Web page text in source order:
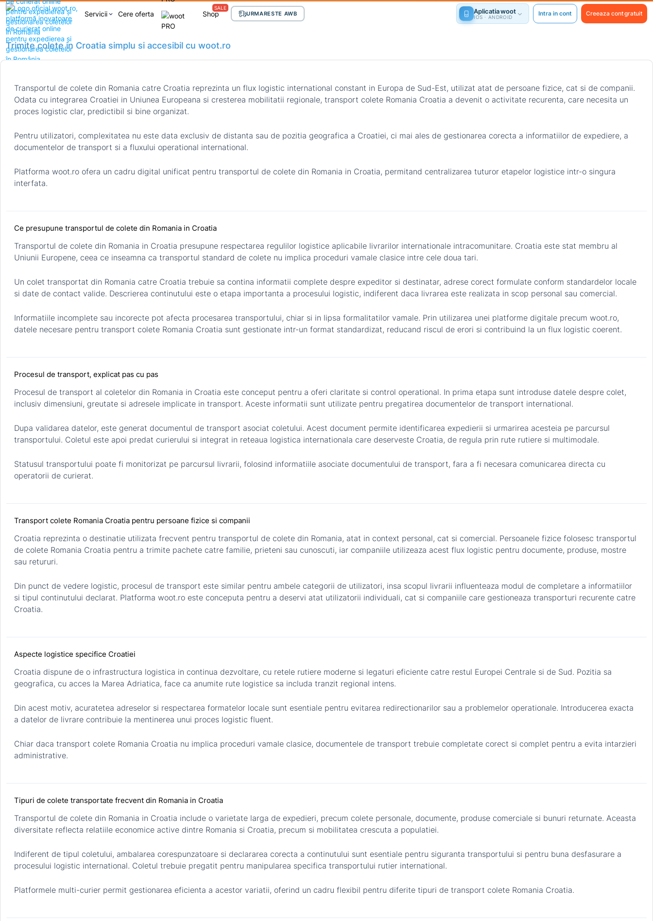
Servicii keyboard_arrow_down Cere oferta Shop
SALE
URMARESTE AWB Aplicatia woot
IOS · ANDROID Intra in cont Creeaza cont gratuit
Trimite colete in Croatia simplu si accesibil cu woot.ro
Transportul de colete din Romania catre Croatia reprezinta un flux logistic international constant in Europa de Sud-Est, utilizat atat de persoane fizice, cat si de companii.
Odata cu integrarea Croatiei in Uniunea Europeana si cresterea mobilitatii regionale, transport colete Romania Croatia a devenit o activitate recurenta, care necesita un
proces logistic clar, predictibil si bine organizat.
Pentru utilizatori, complexitatea nu este data exclusiv de distanta sau de pozitia geografica a Croatiei, ci mai ales de gestionarea corecta a informatiilor de expediere, a
documentelor de transport si a fluxului operational international.
Platforma woot.ro ofera un cadru digital unificat pentru transportul de colete din Romania in Croatia, permitand centralizarea tuturor etapelor logistice intr-o singura
interfata.
Ce presupune transportul de colete din Romania in Croatia
Transportul de colete din Romania in Croatia presupune respectarea regulilor logistice aplicabile livrarilor internationale intracomunitare. Croatia este stat membru al
Uniunii Europene, ceea ce inseamna ca transportul standard de colete nu implica proceduri vamale clasice intre cele doua tari.
Un colet transportat din Romania catre Croatia trebuie sa contina informatii complete despre expeditor si destinatar, adrese corect formulate conform standardelor locale
si date de contact valide. Descrierea continutului este o etapa importanta a procesului logistic, indiferent daca livrarea este realizata in scop personal sau comercial.
Informatiile incomplete sau incorecte pot afecta procesarea transportului, chiar si in lipsa formalitatilor vamale. Prin utilizarea unei platforme digitale precum woot.ro,
datele necesare pentru transport colete Romania Croatia sunt gestionate intr-un format standardizat, reducand riscul de erori si contribuind la un flux logistic coerent.
Procesul de transport, explicat pas cu pas
Procesul de transport al coletelor din Romania in Croatia este conceput pentru a oferi claritate si control operational. In prima etapa sunt introduse datele despre colet,
inclusiv dimensiuni, greutate si adresele implicate in transport. Aceste informatii sunt utilizate pentru pregatirea documentelor de transport international.
Dupa validarea datelor, este generat documentul de transport asociat coletului. Acest document permite identificarea expedierii si urmarirea acesteia pe parcursul
transportului. Coletul este apoi predat curierului si integrat in reteaua logistica internationala care deserveste Croatia, de regula prin rute rutiere si multimodale.
Statusul transportului poate fi monitorizat pe parcursul livrarii, folosind informatiile asociate documentului de transport, fara a fi necesara comunicarea directa cu
operatorii de curierat.
Transport colete Romania Croatia pentru persoane fizice si companii
Croatia reprezinta o destinatie utilizata frecvent pentru transportul de colete din Romania, atat in context personal, cat si comercial. Persoanele fizice folosesc transportul
de colete Romania Croatia pentru a trimite pachete catre familie, prieteni sau cunoscuti, iar companiile utilizeaza acest flux logistic pentru documente, produse, mostre
sau retururi.
Din punct de vedere logistic, procesul de transport este similar pentru ambele categorii de utilizatori, insa scopul livrarii influenteaza modul de completare a informatiilor
si tipul continutului declarat. Platforma woot.ro este conceputa pentru a deservi atat utilizatorii individuali, cat si companiile care gestioneaza transporturi recurente catre
Croatia.
Aspecte logistice specifice Croatiei
Croatia dispune de o infrastructura logistica in continua dezvoltare, cu retele rutiere moderne si legaturi eficiente catre restul Europei Centrale si de Sud. Pozitia sa
geografica, cu acces la Marea Adriatica, face ca anumite rute logistice sa includa tranzit regional intens.
Din acest motiv, acuratetea adreselor si respectarea formatelor locale sunt esentiale pentru evitarea redirectionarilor sau a problemelor operationale. Introducerea exacta
a datelor de livrare contribuie la mentinerea unui proces logistic fluent.
Chiar daca transport colete Romania Croatia nu implica proceduri vamale clasice, documentele de transport trebuie completate corect si complet pentru a evita intarzieri
administrative.
Tipuri de colete transportate frecvent din Romania in Croatia
Transportul de colete din Romania in Croatia include o varietate larga de expedieri, precum colete personale, documente, produse comerciale si bunuri returnate. Aceasta
diversitate reflecta relatiile economice active dintre Romania si Croatia, precum si mobilitatea crescuta a populatiei.
Indiferent de tipul coletului, ambalarea corespunzatoare si declararea corecta a continutului sunt esentiale pentru siguranta transportului si pentru buna desfasurare a
procesului logistic international. Coletul trebuie pregatit pentru manipularea specifica transportului rutier international.
Platformele multi-curier permit gestionarea eficienta a acestor variatii, oferind un cadru flexibil pentru diferite tipuri de transport colete Romania Croatia.